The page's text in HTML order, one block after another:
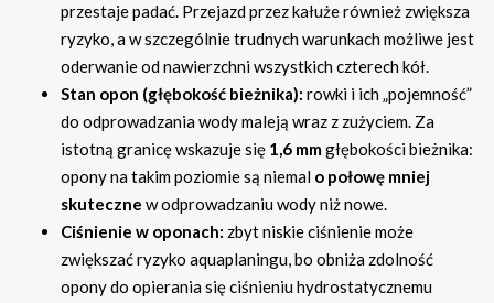
przestaje padać. Przejazd przez kałuże również zwiększa
ryzyko, a w szczególnie trudnych warunkach możliwe jest
oderwanie od nawierzchni wszystkich czterech kół.
Stan opon (głębokość bieżnika): rowki i ich „pojemność”
do odprowadzania wody maleją wraz z zużyciem. Za
istotną granicę wskazuje się 1,6 mmgłębokości bieżnika:
opony na takim poziomie są niemal o połowę mniej
skuteczne w odprowadzaniu wody niż nowe.
Ciśnienie w oponach: zbyt niskie ciśnienie może
zwiększać ryzyko aquaplaningu, bo obniża zdolność
opony do opierania się ciśnieniu hydrostatycznemu